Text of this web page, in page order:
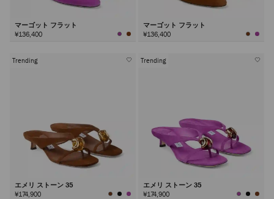
マーゴット フラット
¥136,400
マーゴット フラット
¥136,400
Trending
エメリ ストーン 35
¥174,900
Trending
エメリ ストーン 35
¥174,900